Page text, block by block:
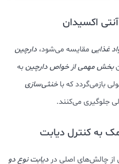
غذایی مقایسه می‌شود، دارچین
بخش مهمی از خواص دارچینبه
بازمی‌گردد که باخنثی‌سازی
جلوگیری می‌کنند.
از چالش‌های اصلی در دیابت نوع دو